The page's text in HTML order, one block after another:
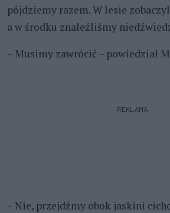
pójdziemy razem. W lesie
a w środku znaleźliśmy
– Musimy zawrócić – powiedział
REKLAMA
– Nie, przejdźmy obok jaskini